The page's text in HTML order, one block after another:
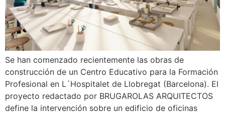
Se han comenzado recientemente las obras de
construcción de un Centro Educativo para la Formación
Profesional en L´Hospitalet de Llobregat (Barcelona). El
proyecto redactado por BRUGAROLAS ARQUITECTOS
define la intervención sobre un edificio de oficinas